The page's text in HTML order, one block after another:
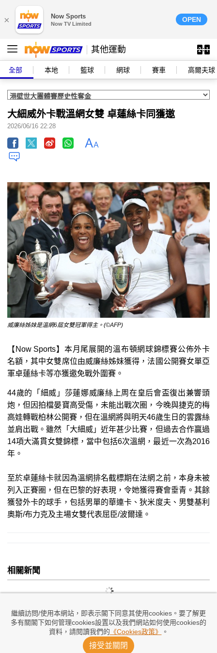
× Now Sports
Now TV Limited
OPEN
其他運動
繼續訪問/使用本網站，即表示閣下同意其使用cookies。要了解更
多有關閣下如何管理cookies設置以及我們網站如何使用cookies的
資料，請閱讀我們的 《Cookies政策》 。
接受並關閉
全部 本地 籃球 網球 賽車 高爾夫球
大細威外卡戰溫網女雙 卓蓮絲卡同獲邀
2026/06/16 22:28
威廉絲姊妹是溫網6屆女雙冠軍得主。(©AFP)
【Now Sports】本月尾展開的溫布頓網球錦標賽公佈外卡
名額，其中女雙席位由威廉絲姊妹獲得，法國公開賽女單亞
軍卓蓮絲卡等亦獲邀免戰外圍賽。
44歲的「細威」莎蓮娜威廉絲上周在皇后會盃復出兼響頭
炮，但因拍檔晏寶高受傷，未能出戰次圈，今晚與捷克的梅
高娃轉戰柏林公開賽，但在溫網將與明天46歲生日的雲露絲
並肩出戰。雖然「大細威」近年甚少比賽，但過去合作贏過
14項大滿貫女雙錦標，當中包括6次溫網，最近一次為2016
年。
至於卓蓮絲卡就因為溫網排名截標期在法網之前，本身未被
列入正賽圈，但在巴黎的好表現，令她獲得賽會垂青。其餘
獲發外卡的球手，包括男單的華連卡、狄米度夫、男雙基利
奧斯/布力克及主場女雙代表屈臣/波爾達。
相關新聞